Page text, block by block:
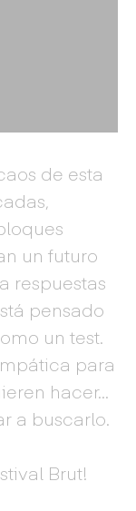
de esta
un futuro
respuestas
pensado
un test.
para
hacer…
a buscarlo.
Brut!